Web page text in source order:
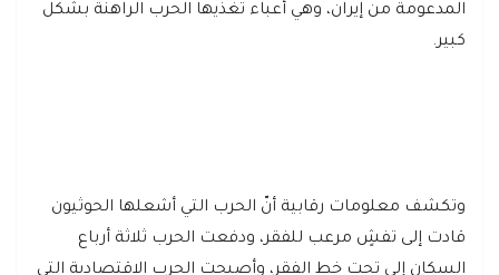
المدعومة من إيران، وهي أعباء تغذيها الحرب الراهنة بشكل
كبير.
وتكشف معلومات رقابية أنّ الحرب التي أشعلها الحوثيون
قادت إلى تفشٍ مرعب للفقر، ودفعت الحرب ثلاثة أرباع
السكان إلى تحت خط الفقر، وأصبحت الحرب الاقتصادية التي